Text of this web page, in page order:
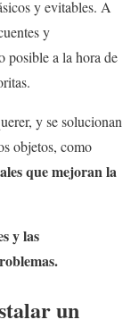
y evitables. A
y
posible a la hora de
y se solucionan
objetos, como
que mejoran la
y las
un